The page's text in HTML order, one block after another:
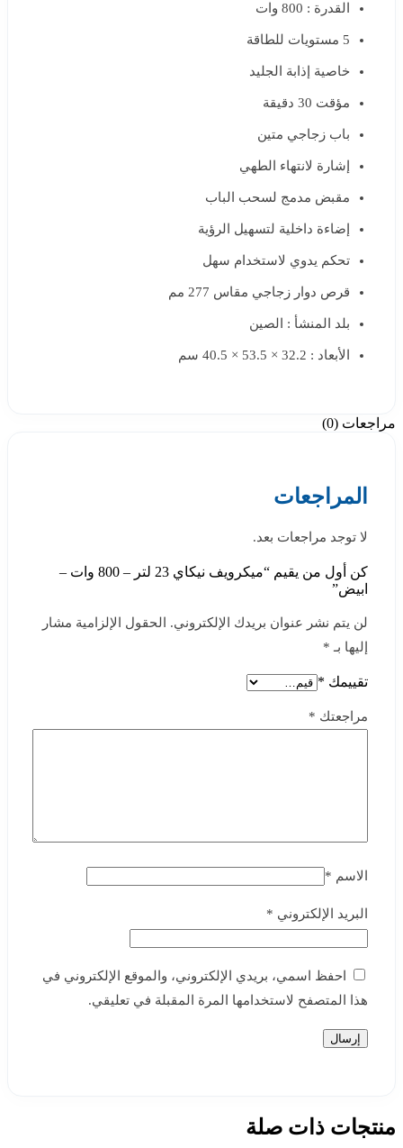
القدرة : 800 وات
5 مستويات للطاقة
خاصية إذابة الجليد
مؤقت 30 دقيقة
باب زجاجي متين
إشارة لانتهاء الطهي
مقبض مدمج لسحب الباب
إضاءة داخلية لتسهيل الرؤية
تحكم يدوي لاستخدام سهل
قرص دوار زجاجي مقاس 277 مم
بلد المنشأ : الصين
الأبعاد : 32.2 × 53.5 × 40.5 سم
مراجعات (0)
المراجعات
لا توجد مراجعات بعد.
كن أول من يقيم “ميكرويف نيكاي 23 لتر – 800 وات –
ابيض”
لن يتم نشر عنوان بريدك الإلكتروني.
الحقول الإلزامية مشار
إليها بـ *
تقييمك *
مراجعتك *
الاسم *
البريد الإلكتروني *
احفظ اسمي، بريدي الإلكتروني، والموقع الإلكتروني في
هذا المتصفح لاستخدامها المرة المقبلة في تعليقي.
منتجات ذات صلة